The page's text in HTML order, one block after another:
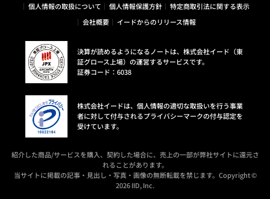
個人情報の取扱について
個人情報保護方針
特定商取引法に関する表示
会社概要
イードからのリリース情報
決算が読めるようになるノートは、株式会社イード（東
証グロース上場）の運営するサービスです。
証券コード：6038
株式会社イードは、個人情報の適切な取扱いを行う事業
者に対して付与されるプライバシーマークの付与認定を
受けています。
紹介した商品/サービスを購入、契約した場合に、売上の一部が弊社サイトに還元さ
れることがあります。
当サイトに掲載の記事・見出し・写真・画像の無断転載を禁じます。Copyright ©
2026 IID, Inc.